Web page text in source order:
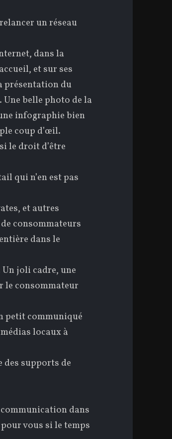
un réseau
dans la
et sur ses
présentation du
belle photo de la
infographie bien
coup d’œil.
le droit d’être
qui n’en est pas
et autres
consommateurs
dans le
joli cadre, une
le consommateur
petit communiqué
locaux à
des supports de
dans
vous si le temps